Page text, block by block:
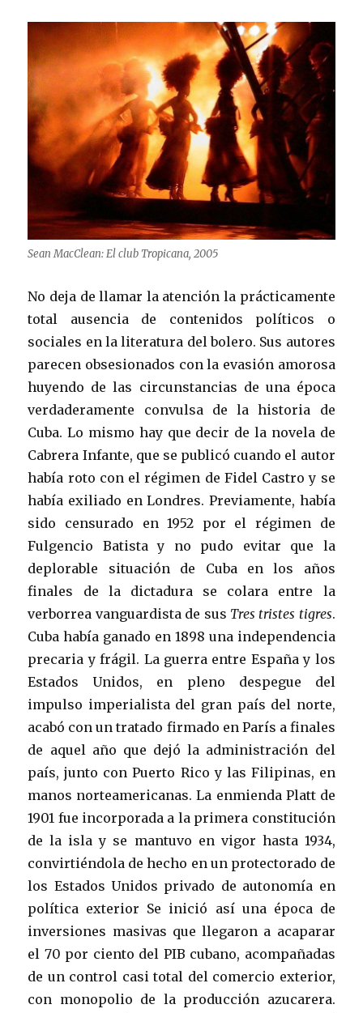
Sean MacClean: El club Tropicana, 2005
No deja de llamar la atención la prácticamente
total ausencia de contenidos políticos o
sociales en la literatura del bolero. Sus autores
parecen obsesionados con la evasión amorosa
huyendo de las circunstancias de una época
verdaderamente convulsa de la historia de
Cuba. Lo mismo hay que decir de la novela de
Cabrera Infante, que se publicó cuando el autor
había roto con el régimen de Fidel Castro y se
había exiliado en Londres. Previamente, había
sido censurado en 1952 por el régimen de
Fulgencio Batista y no pudo evitar que la
deplorable situación de Cuba en los años
finales de la dictadura se colara entre la
verborrea vanguardista de sus Tres tristes tigres.
Cuba había ganado en 1898 una independencia
precaria y frágil. La guerra entre España y los
Estados Unidos, en pleno despegue del
impulso imperialista del gran país del norte,
acabó con un tratado firmado en París a finales
de aquel año que dejó la administración del
país, junto con Puerto Rico y las Filipinas, en
manos norteamericanas. La enmienda Platt de
1901 fue incorporada a la primera constitución
de la isla y se mantuvo en vigor hasta 1934,
convirtiéndola de hecho en un protectorado de
los Estados Unidos privado de autonomía en
política exterior Se inició así una época de
inversiones masivas que llegaron a acaparar
el 70 por ciento del PIB cubano, acompañadas
de un control casi total del comercio exterior,
con monopolio de la producción azucarera.